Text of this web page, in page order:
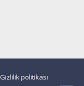
Gizlilik politikası